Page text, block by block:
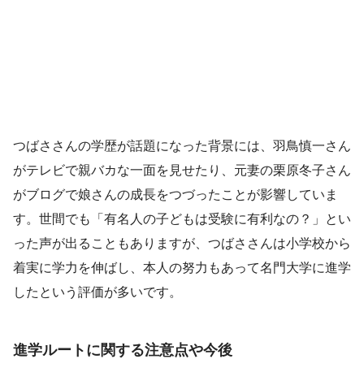
つばささんの学歴が話題になった背景には、羽鳥慎一さん
がテレビで親バカな一面を見せたり、元妻の栗原冬子さん
がブログで娘さんの成長をつづったことが影響していま
す。世間でも「有名人の子どもは受験に有利なの？」とい
った声が出ることもありますが、つばささんは小学校から
着実に学力を伸ばし、本人の努力もあって名門大学に進学
したという評価が多いです。
進学ルートに関する注意点や今後